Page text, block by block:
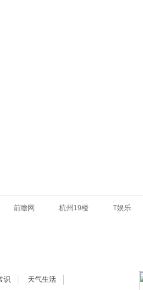
前瞻网 杭州19楼 T娱乐
识 天气生活